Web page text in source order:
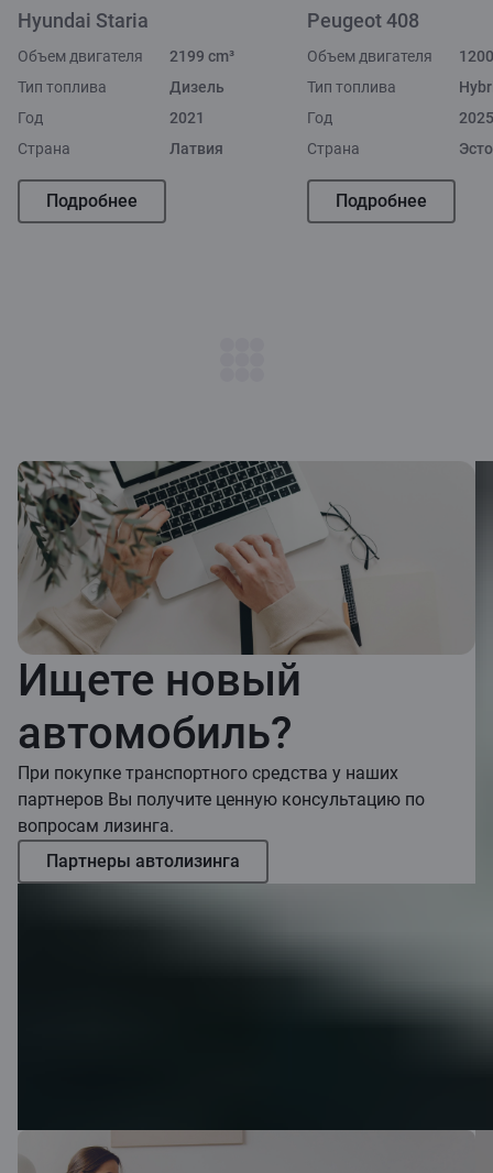
Hyundai Staria
Объем двигателя
2199 cm³
Тип топлива
Дизель
Год
2021
Страна
Латвия
Подробнее
Peugeot 408
Объем двигателя
Тип топлива
Год
2025
Страна
Подробнее
Ищете новый
автомобиль?
При покупке транспортного средства у наших
партнеров Вы получите ценную консультацию по
вопросам лизинга.
Партнеры автолизинга